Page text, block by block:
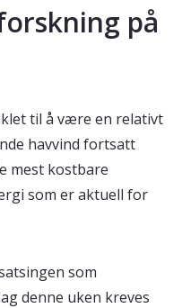
på
til å være en relativt
havvind fortsatt
mest kostbare
som er aktuell for
som
denne uken kreves